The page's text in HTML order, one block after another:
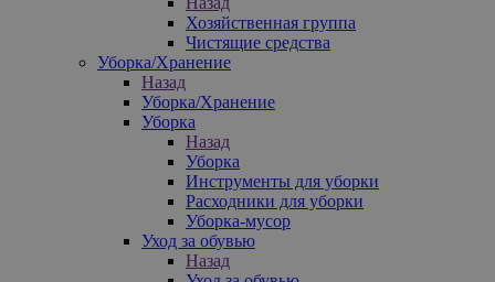
Хозяйственная группа
Чистящие средства
Уборка/Хранение
Назад
Уборка/Хранение
Уборка
Назад
Уборка
Инструменты для уборки
Расходники для уборки
Уборка-мусор
Уход за обувью
Назад